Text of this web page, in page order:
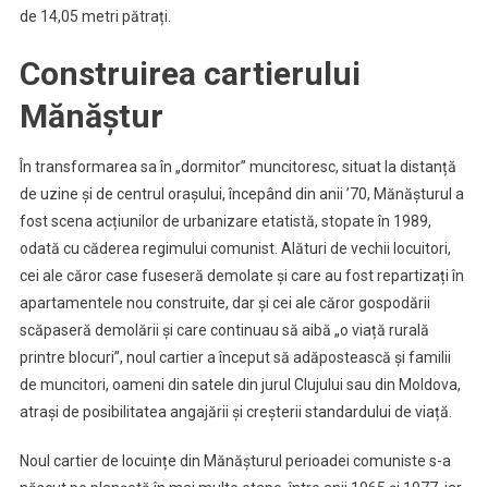
de 14,05 metri pătrați.
Construirea cartierului
Mănăștur
În transformarea sa în „dormitor” muncitoresc, situat la distanță
de uzine și de centrul orașului, începând din anii ’70, Mănășturul a
fost scena acțiunilor de urbanizare etatistă, stopate în 1989,
odată cu căderea regimului comunist. Alături de vechii locuitori,
cei ale căror case fuseseră demolate și care au fost repartizați în
apartamentele nou construite, dar și cei ale căror gospodării
scăpaseră demolării și care continuau să aibă „o viață rurală
printre blocuri”, noul cartier a început să adăpostească și familii
de muncitori, oameni din satele din jurul Clujului sau din Moldova,
atrași de posibilitatea angajării și creșterii standardului de viață.
Noul cartier de locuințe din Mănășturul perioadei comuniste s-a